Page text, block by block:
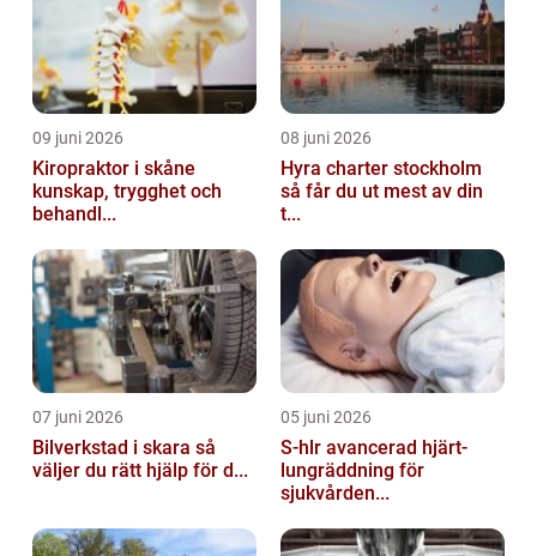
09 juni 2026
Kiropraktor i skåne
kunskap, trygghet och
behandl...
08 juni 2026
Hyra charter stockholm
så får du ut mest av din
t...
07 juni 2026
Bilverkstad i skara så
väljer du rätt hjälp för d...
05 juni 2026
S-hlr avancerad hjärt-
lungräddning för
sjukvården...